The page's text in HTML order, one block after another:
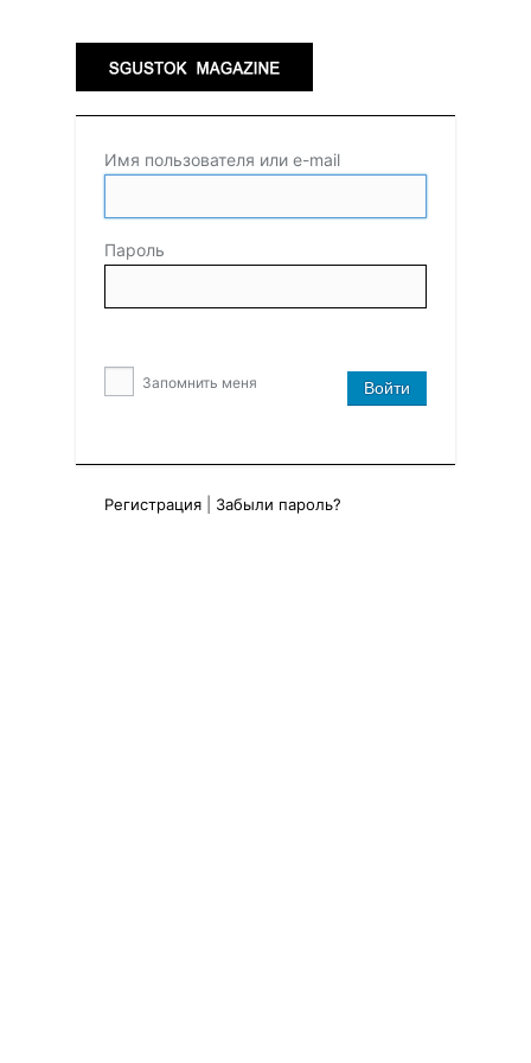
Имя пользователя или e-mail
Пароль
Запомнить меня
Регистрация Забыли пароль?